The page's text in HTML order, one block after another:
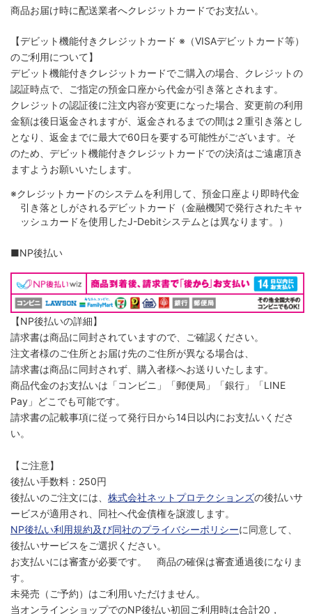
商品お届け時に配送業者へクレジットカードでお支払い。
【デビット機能付きクレジットカード ※（VISAデビットカード等）
のご利用について】
デビット機能付きクレジットカードでご購入の場合、クレジットの
認証時点で、ご指定の預金口座から代金が引き落とされます。
クレジットの認証後に注文内容が変更になった場合、変更前の利用
金額は後日返金されますが、返金されるまでの間は２重引き落とし
となり、返金までに最大で60日を要する可能性がございます。そ
のため、デビット機能付きクレジットカードでの決済はご遠慮頂き
ますようお願いいたします。
※クレジットカードのシステムを利用して、預金口座より即時代金
引き落としがされるデビットカード（金融機関で発行されたキャ
ッシュカードを使用したJ-Debitシステムとは異なります。）
■NP後払い
【NP後払いの詳細】
請求書は商品に同封されていますので、ご確認ください。
注文者様のご住所とお届け先のご住所が異なる場合は、
請求書は商品に同封されず、購入者様へお送りいたします。
商品代金のお支払いは「コンビニ」「郵便局」「銀行」「LINE
Pay」どこでも可能です。
請求書の記載事項に従って発行日から14日以内にお支払いくださ
い。
【ご注意】
後払い手数料：250円
後払いのご注文には、 株式会社ネットプロテクションズの後払いサ
ービスが適用され、同社へ代金債権を譲渡します。
NP後払い利用規約及び同社のプライバシーポリシーに同意して、
後払いサービスをご選択ください。
お支払いには審査が必要です。 商品の確保は審査通過後になりま
す。
未発売（ご予約）はご利用いただけません。
当オンラインショップでのNP後払い初回ご利用時は合計20，